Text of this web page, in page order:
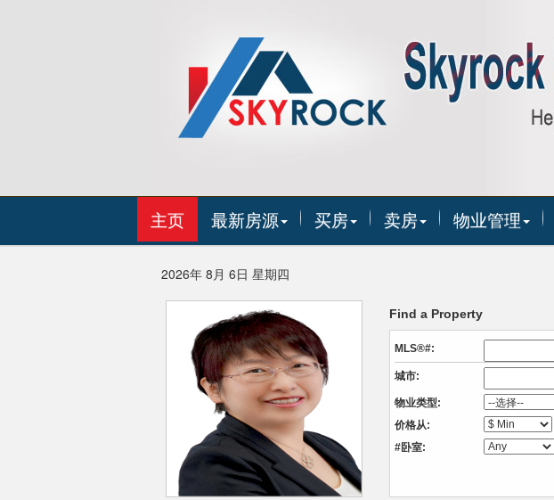
主页 最新房源 买房 卖房 物业管理
2026年 8月 6日 星期四
Find a Property
MLS®#:
城市:
物业类型:
价格从:
#卧室: